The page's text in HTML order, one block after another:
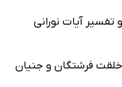
آیات نورانی
خلقت فرشتگان و جنیان